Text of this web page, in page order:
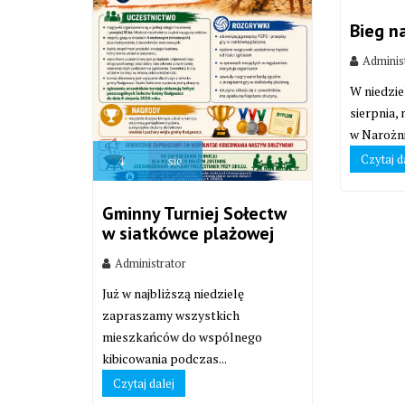
4 sie
Gminny Turniej Sołectw
w siatkówce plażowej
Administrator
Już w najbliższą niedzielę
zapraszamy wszystkich
mieszkańców do wspólnego
kibicowania podczas...
Czytaj dalej
Bieg
W
sierpnia,
w
Czytaj